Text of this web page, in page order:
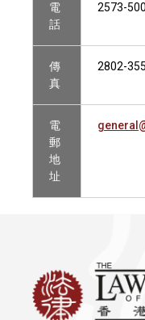
電
話
2573-
傳
真
2802-
電
郵
地
址